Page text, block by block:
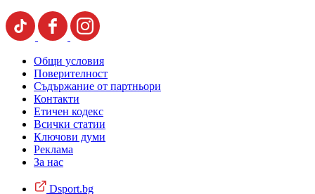
Общи условия
Поверителност
Съдържание от партньори
Контакти
Етичен кодекс
Всички статии
Ключови думи
Реклама
За нас
Dsport.bg